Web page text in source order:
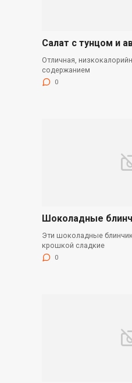
Салат с тунцом и
Отличная,
содержанием
0
Шоколадные
Эти шоколадные
крошкой сладкие
0